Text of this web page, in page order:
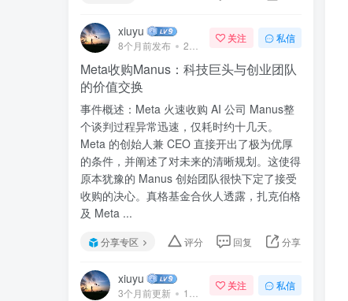
xiuyu
8个月前发布 240次阅读
关注 私信
Meta收购Manus：科技巨头与创业团队
的价值交换
事件概述：Meta 火速收购 AI 公司 Manus整
个谈判过程异常迅速，仅耗时约十几天。
Meta 的创始人兼 CEO 直接开出了极为优厚
的条件，并阐述了对未来的清晰规划。这使得
原本犹豫的 Manus 创始团队很快下定了接受
收购的决心。真格基金合伙人透露，扎克伯格
及 Meta ...
分享专区 评分 回复 分享
xiuyu
3个月前更新 141次阅读
关注 私信